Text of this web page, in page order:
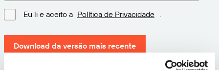
Eu li e aceito a Política de Privacidade
Download da versão mais recente